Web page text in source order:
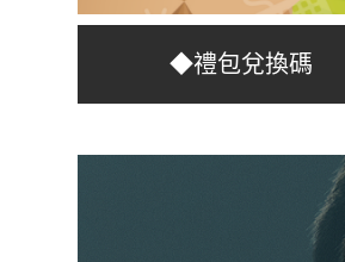
家
No.1
◆禮包兌換碼